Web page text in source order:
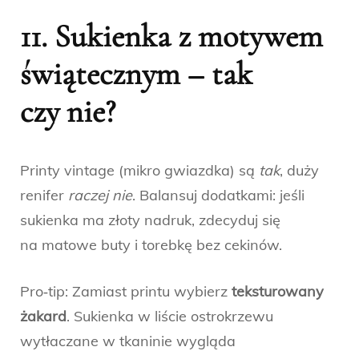
11. Sukienka z motywem
świątecznym– tak
czy nie?
Printy vintage (mikro gwiazdka) są tak, duży
renifer raczej nie. Balansuj dodatkami: jeśli
sukienka ma złoty nadruk, zdecyduj się
na matowe buty i torebkę bez cekinów.
Pro‑tip: Zamiast printu wybierz teksturowany
żakard. Sukienka w liście ostrokrzewu
wytłaczane w tkaninie wygląda